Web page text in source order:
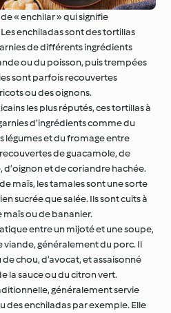
« enchilar » qui signifie
enchiladas sont des tortillas
de différents ingrédients
ou du poisson, puis trempées
sont parfois recouvertes
ou des oignons.
les plus réputés, ces tortillas à
d’ingrédients comme du
et du fromage entre
de guacamole, de
et de coriandre hachée.
maïs, les tamales sont une sorte
sucrée que salée. Ils sont cuits à
maïs ou de bananier.
entre un mijoté et une soupe,
viande, généralement du porc. Il
chou, d’avocat, et assaisonné
la sauce ou du citron vert.
généralement servie
des enchiladas par exemple. Elle